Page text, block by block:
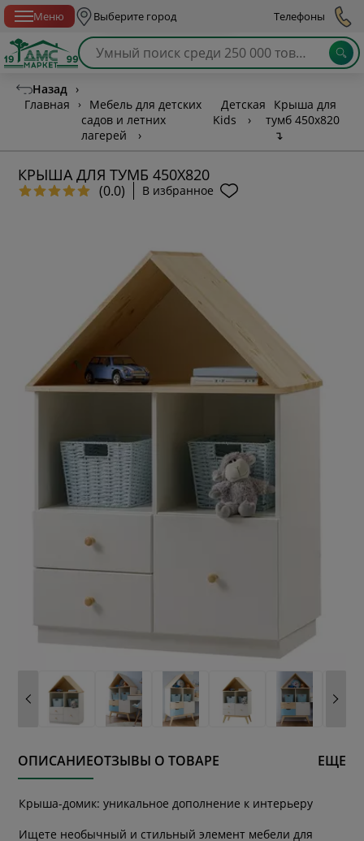
Меню Выберите город Телефоны
Назад ›
Главная
›
Мебель для детских
садов и летних
лагерей
›
Детская
Kids
›
Крыша для
тумб 450х820
↴
КРЫША ДЛЯ ТУМБ 450Х820
(0.0) В избранное
ОПИСАНИЕОТЗЫВЫ О ТОВАРЕ ЕЩЕ
Крыша-домик: уникальное дополнение к интерьеру
Ищете необычный и стильный элемент мебели для